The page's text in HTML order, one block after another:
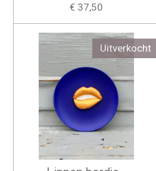
€ 37,50
Uitverkocht